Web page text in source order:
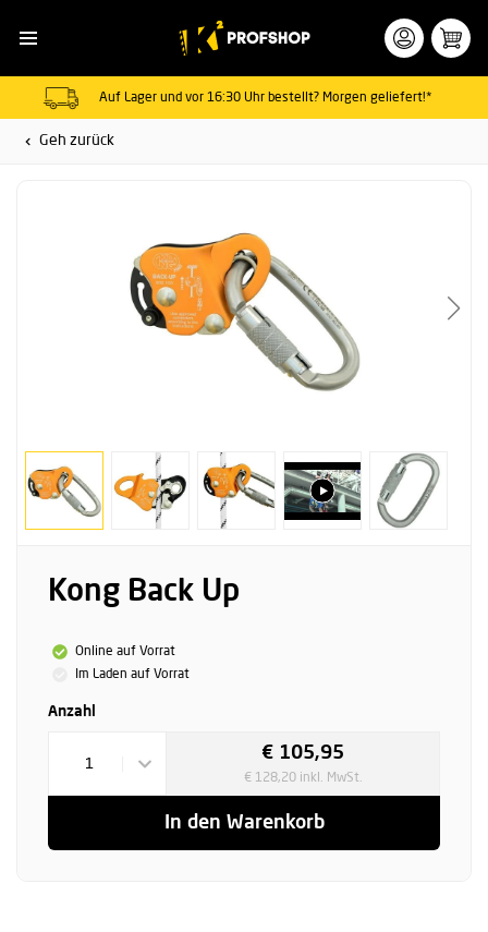
Auf Lager und vor 16:30 Uhr bestellt? Morgen geliefert!*
Geh zurück
Kong Back Up
Online auf Vorrat
Im Laden auf Vorrat
Anzahl
1
€ 105,95
€ 128,20 inkl. MwSt.
In den Warenkorb